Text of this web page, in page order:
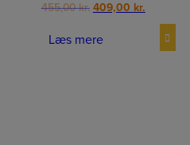
455,00kr. Original
455,00 kr..
409,00 kr.Current
Læs mere